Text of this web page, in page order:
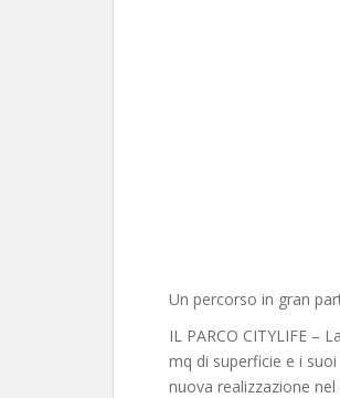
Un percorso in gran
IL PARCO CITYLIFE –
mq di superficie e i
nuova realizzazione